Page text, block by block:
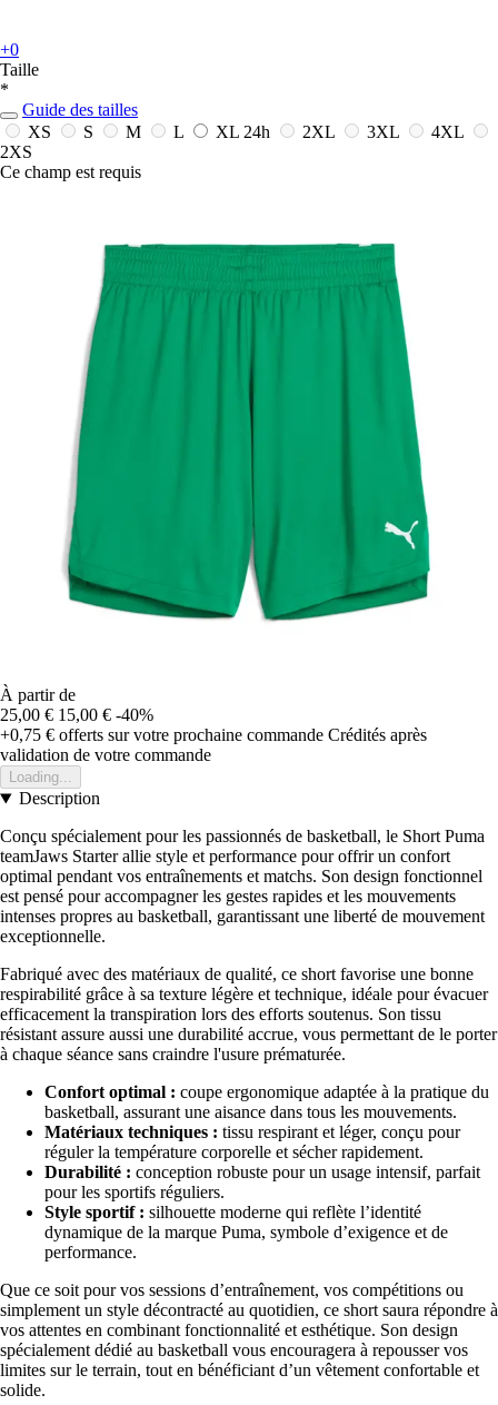
+0
Taille
*
Guide des tailles
XS
S M L XL 24h 2XL 3XL
4XL
2XS
Ce champ est requis
À partir de
25,00 € 15,00 € -40%
+0,75 € offerts sur votre prochaine commande Crédités après
validation de votre commande
Loading...
Description
Conçu spécialement pour les passionnés de basketball, le Short Puma
teamJaws Starter allie style et performance pour offrir un confort
optimal pendant vos entraînements et matchs. Son design fonctionnel
est pensé pour accompagner les gestes rapides et les mouvements
intenses propres au basketball, garantissant une liberté de mouvement
exceptionnelle.
Fabriqué avec des matériaux de qualité, ce short favorise une bonne
respirabilité grâce à sa texture légère et technique, idéale pour évacuer
efficacement la transpiration lors des efforts soutenus. Son tissu
résistant assure aussi une durabilité accrue, vous permettant de le porter
à chaque séance sans craindre l'usure prématurée.
Confort optimal : coupe ergonomique adaptée à la pratique du
basketball, assurant une aisance dans tous les mouvements.
Matériaux techniques : tissu respirant et léger, conçu pour
réguler la température corporelle et sécher rapidement.
Durabilité : conception robuste pour un usage intensif, parfait
pour les sportifs réguliers.
Style sportif : silhouette moderne qui reflète l’identité
dynamique de la marque Puma, symbole d’exigence et de
performance.
Que ce soit pour vos sessions d’entraînement, vos compétitions ou
simplement un style décontracté au quotidien, ce short saura répondre à
vos attentes en combinant fonctionnalité et esthétique. Son design
spécialement dédié au basketball vous encouragera à repousser vos
limites sur le terrain, tout en bénéficiant d’un vêtement confortable et
solide.